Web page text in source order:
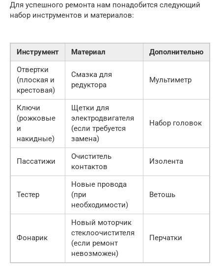
Для успешного ремонта нам понадобится следующий
набор инструментов и материалов:
Инструмент Материал
Дополнительно
Отвертки
(плоская и
крестовая)
Смазка для
редуктора
Мультиметр
Ключи
(рожковые
и
накидные)
Щетки для
электродвигателя
(если требуется
замена)
Набор головок
Пассатижи
Очиститель
контактов
Изолента
Тестер
Новые провода
(при
необходимости)
Ветошь
Фонарик
Новый моторчик
стеклоочистителя
(если ремонт
невозможен)
Перчатки